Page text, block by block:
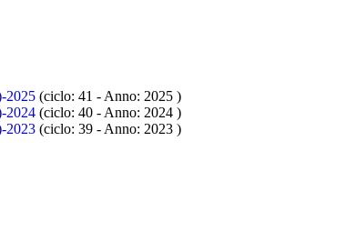
2025 (ciclo: 41 - Anno: 2025 )
2024 (ciclo: 40 - Anno: 2024 )
2023 (ciclo: 39 - Anno: 2023 )